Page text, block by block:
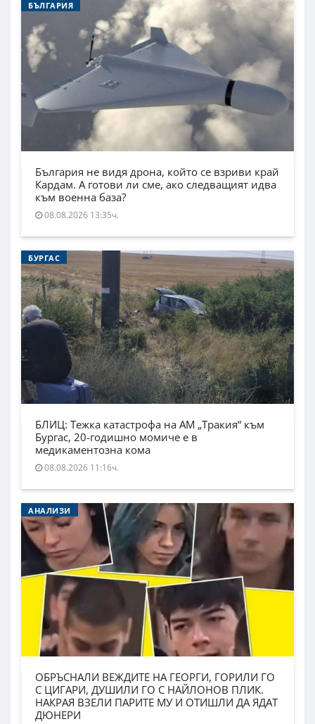
БЪЛГАРИЯ
България не видя дрона, който се взриви край
Кардам. А готови ли сме, ако следващият идва
към военна база?
08.08.2026 13:35ч.
БУРГАС
БЛИЦ: Тежка катастрофа на АМ „Тракия“ към
Бургас, 20-годишно момиче е в
медикаментозна кома
08.08.2026 11:16ч.
АНАЛИЗИ
ОБРЪСНАЛИ ВЕЖДИТЕ НА ГЕОРГИ, ГОРИЛИ ГО
С ЦИГАРИ, ДУШИЛИ ГО С НАЙЛОНОВ ПЛИК.
НАКРАЯ ВЗЕЛИ ПАРИТЕ МУ И ОТИШЛИ ДА ЯДАТ
ДЮНЕРИ